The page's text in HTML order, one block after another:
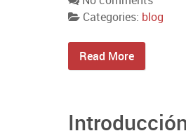
Categories: blog
Read More